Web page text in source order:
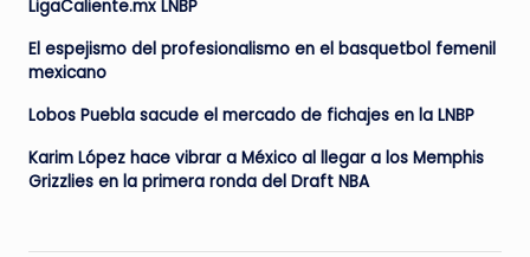
LigaCaliente.mx LNBP
El espejismo del profesionalismo en el basquetbol femenil
mexicano
Lobos Puebla sacude el mercado de fichajes en la LNBP
Karim López hace vibrar a México al llegar a los Memphis
Grizzlies en la primera ronda del Draft NBA